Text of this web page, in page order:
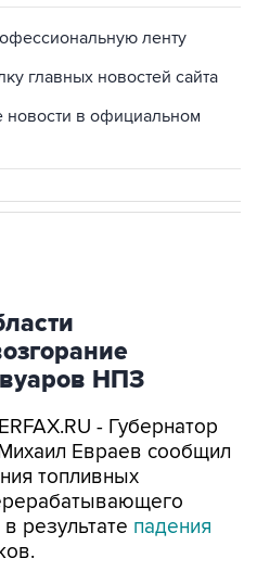
ленту
главных новостей сайта
новости в официальном
НПЗ
- Губернатор
Евраев сообщил
топливных
результате падения